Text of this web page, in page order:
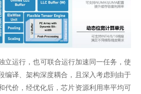
立运行，也可联合运行加速同一任务，使
编译、架构深度耦合，且深入考虑到由于
代价，经优化后，芯片资源利用率平均可